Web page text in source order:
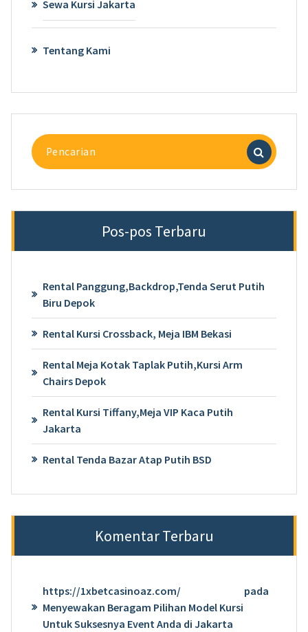
Sewa Kursi Jakarta
Tentang Kami
Pencarian
untuk:
Pos-pos Terbaru
Rental Panggung,Backdrop,Tenda Serut Putih
Biru Depok
Rental Kursi Crossback, Meja IBM Bekasi
Rental Meja Kotak Taplak Putih,Kursi Arm
Chairs Depok
Rental Kursi Tiffany,Meja VIP Kaca Putih
Jakarta
Rental Tenda Bazar Atap Putih BSD
Komentar Terbaru
https://1xbetcasinoaz.com/
pada
Menyewakan Beragam Pilihan Model Kursi
Untuk Suksesnya Event Anda di Jakarta